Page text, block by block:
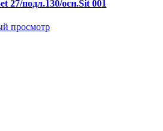
27/подл.130/осн.Sit 001
просмотр